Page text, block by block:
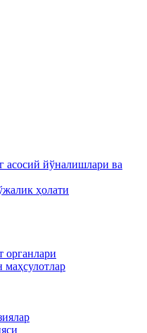
асосий йўналишлари ва
ҳолати
органлари